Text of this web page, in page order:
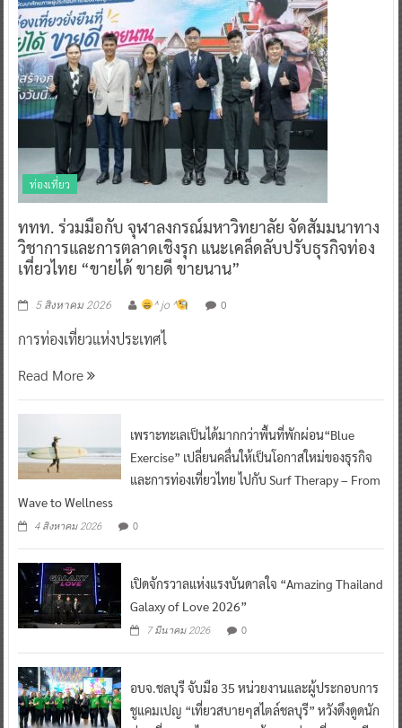
ท่องเที่ยว
ททท. ร่วมมือกับ จุฬาลงกรณ์มหาวิทยาลัย จัดสัมมนาทาง
วิชาการและการตลาดเชิงรุก แนะเคล็ดลับปรับธุรกิจท่อง
เที่ยวไทย “ขายได้ ขายดี ขายนาน”
5 สิงหาคม 2026 ^ jo ^ 0
การท่องเที่ยวแห่งประเทศไ
Read More
เพราะทะเลเป็นได้มากกว่าพื้นที่พักผ่อน“Blue
Exercise” เปลี่ยนคลื่นให้เป็นโอกาสใหม่ของธุรกิจ
และการท่องเที่ยวไทย ไปกับ Surf Therapy – From
Wave to Wellness
4 สิงหาคม 2026 0
เปิดจักรวาลแห่งแรงบันดาลใจ “Amazing Thailand
Galaxy of Love 2026”
7 มีนาคม 2026 0
อบจ.ชลบุรี จับมือ 35 หน่วยงานและผู้ประกอบการ
ชูแคมเปญ “เที่ยวสบายๆสไตล์ชลบุรี” หวังดึงดูดนัก